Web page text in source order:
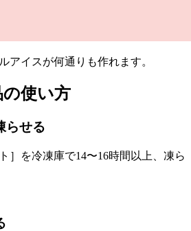
アイスが何通りも作れます。
の使い方
らせる
］を冷凍庫で14〜16時間以上、凍ら